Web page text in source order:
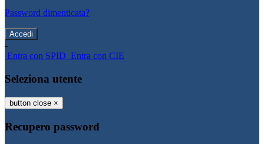
Password dimenticata?
-
Entra con SPID Entra con CIE
Seleziona utente
button close ×
Recupero password